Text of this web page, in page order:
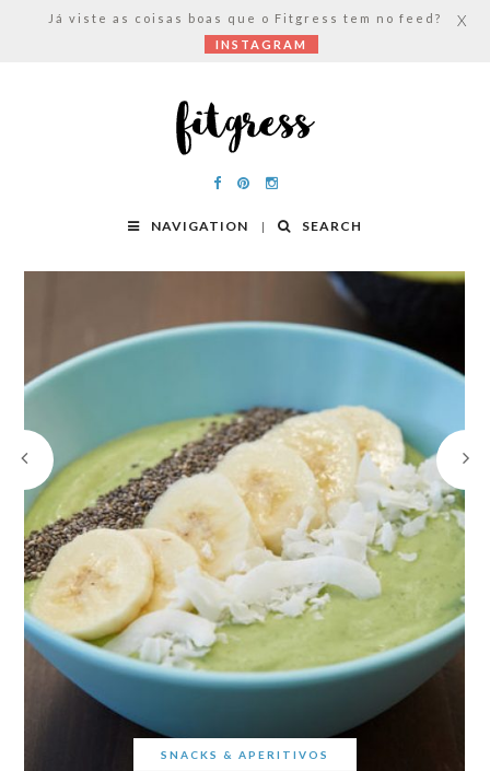
NAVIGATION SEARCH
SNACKS & APERITIVOS
Já viste as coisas boas que o Fitgress tem no feed?
INSTAGRAM
X